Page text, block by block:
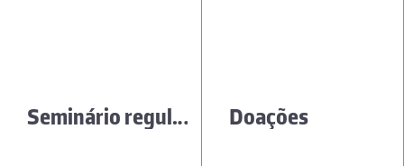
Seminário regular sobre “Filosofia e História das Ciências” Doações